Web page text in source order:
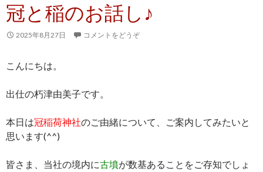
冠と稲のお話し♪
2025年8月27日 コメントをどうぞ
こんにちは。
出仕の朽津由美子です。
本日は冠稲荷神社のご由緒について、ご案内してみたいと
思います(^^)
皆さま、当社の境内に古墳が数基あることをご存知でしょ